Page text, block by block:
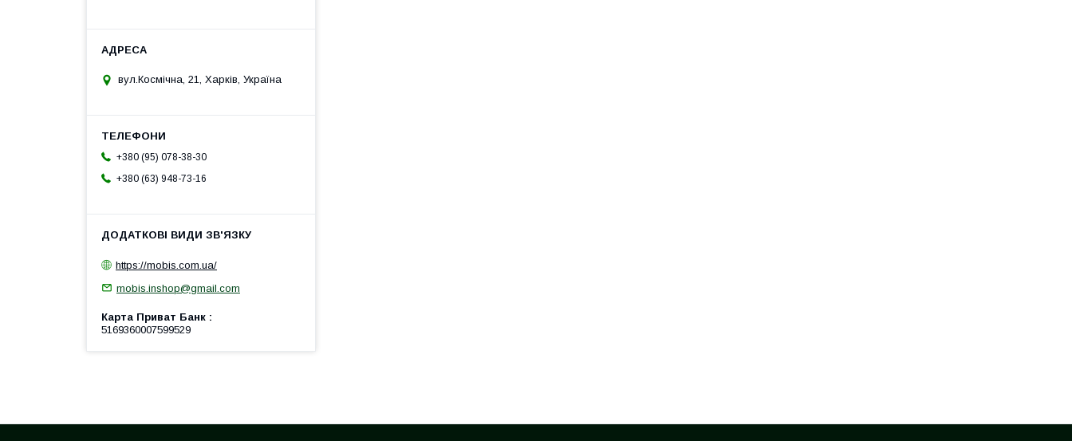
вул.Космічна, 21, Харків, Україна
+380 (95) 078-38-30
+380 (63) 948-73-16
https://mobis.com.ua/
mobis.inshop@gmail.com
Карта Приват Банк
5169360007599529